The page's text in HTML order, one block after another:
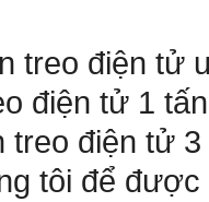
treo điện tử
điện tử 1 tấn
treo điện tử 3
tôi để